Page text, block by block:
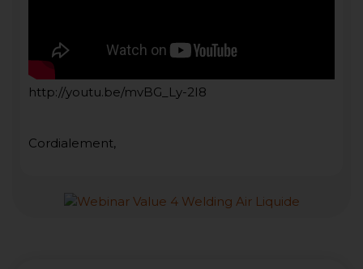
http://youtu.be/mvBG_Ly-2I8
Cordialement,